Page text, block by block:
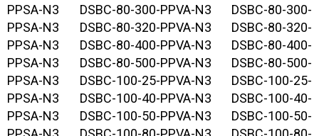
PPSA-N3 DSBC-80-300-PPVA-N3 DSBC-80-300-
PPSA-N3 DSBC-80-320-PPVA-N3 DSBC-80-320-
PPSA-N3 DSBC-80-400-PPVA-N3 DSBC-80-400-
PPSA-N3 DSBC-80-500-PPVA-N3 DSBC-80-500-
PPSA-N3 DSBC-100-25-PPVA-N3 DSBC-100-25-
PPSA-N3 DSBC-100-40-PPVA-N3 DSBC-100-40-
PPSA-N3 DSBC-100-50-PPVA-N3 DSBC-100-50-